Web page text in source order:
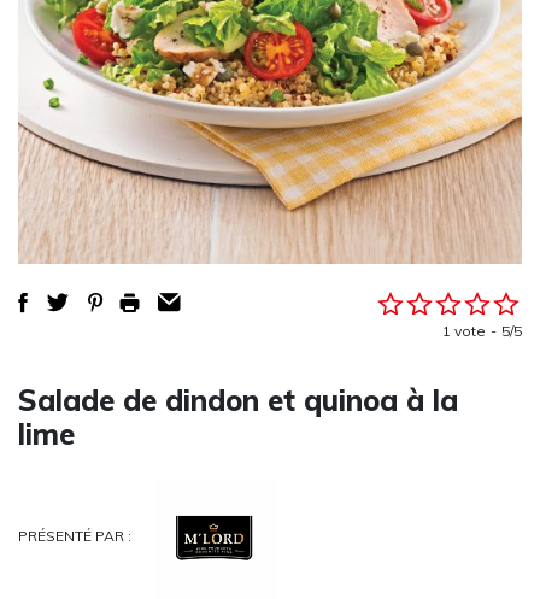
1 vote 5/5
Salade de dindon et quinoa à la
lime
PRÉSENTÉ PAR :